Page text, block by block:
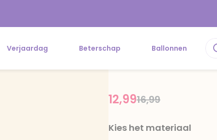
Verjaardag Beterschap Ballonnen
Price reduced
16,99to
12,99
Kies het materiaal